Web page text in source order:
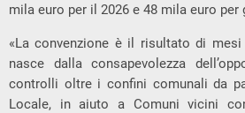
mila euro per il 2026 e 48 mila euro
«La convenzione è il risultato di
nasce dalla consapevolezza
controlli oltre i confini comunali da
Locale, in aiuto a Comuni vicini